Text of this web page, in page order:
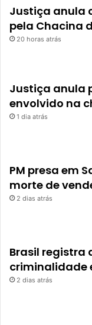
Justiça anula
pela Chacina
20 horas atrás
Justiça anula
envolvido na
1 dia atrás
PM presa em
morte de
2 dias atrás
Brasil registra
criminalidade
2 dias atrás